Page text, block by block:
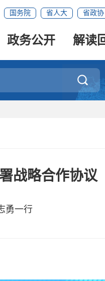
国务院 省人大 省政协
政务公开 解读

战略合作协议
勇一行